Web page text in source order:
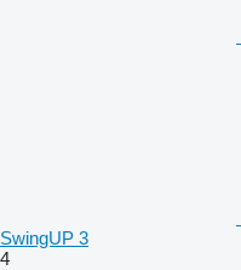
SwingUP 3
4